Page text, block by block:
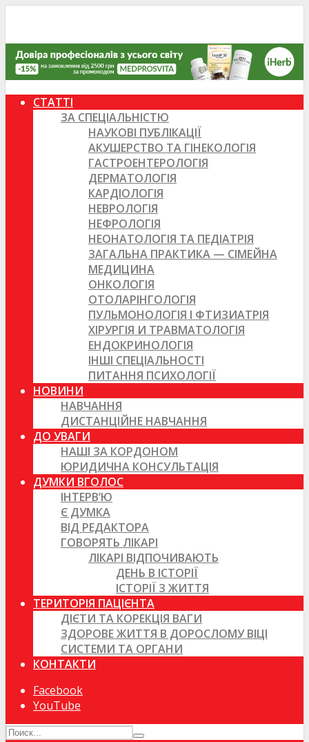
СТАТТІ
ЗА СПЕЦІАЛЬНІСТЮ
НАУКОВІ ПУБЛІКАЦІЇ
АКУШЕРСТВО ТА ГІНЕКОЛОГІЯ
ГАСТРОЕНТЕРОЛОГІЯ
ДЕРМАТОЛОГІЯ
КАРДІОЛОГІЯ
НЕВРОЛОГІЯ
НЕФРОЛОГІЯ
НЕОНАТОЛОГІЯ ТА ПЕДІАТРІЯ
ЗАГАЛЬНА ПРАКТИКА — СІМЕЙНА
МЕДИЦИНА
ОНКОЛОГІЯ
ОТОЛАРІНГОЛОГІЯ
ПУЛЬМОНОЛОГІЯ І ФТИЗИАТРІЯ
ХІРУРГІЯ И ТРАВМАТОЛОГІЯ
ЕНДОКРИНОЛОГІЯ
ІНШІ СПЕЦІАЛЬНОСТІ
ПИТАННЯ ПСИХОЛОГІЇ
НОВИНИ
НАВЧАННЯ
ДИСТАНЦІЙНЕ НАВЧАННЯ
ДО УВАГИ
НАШІ ЗА КОРДОНОМ
ЮРИДИЧНА КОНСУЛЬТАЦІЯ
ДУМКИ ВГОЛОС
ІНТЕРВ’Ю
Є ДУМКА
ВІД РЕДАКТОРА
ГОВОРЯТЬ ЛІКАРІ
ЛІКАРІ ВІДПОЧИВАЮТЬ
ДЕНЬ В ІСТОРІЇ
ІСТОРІЇ З ЖИТТЯ
ТЕРИТОРІЯ ПАЦІЄНТА
ДІЄТИ ТА КОРЕКЦІЯ ВАГИ
ЗДОРОВЕ ЖИТТЯ В ДОРОСЛОМУ ВІЦІ
СИСТЕМИ ТА ОРГАНИ
КОНТАКТИ
Facebook
YouTube